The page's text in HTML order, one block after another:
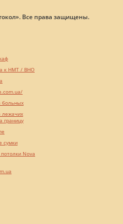
Все права защищены.
к НМТ / ВНО
больных
лежачих
границу
сумки
Nova